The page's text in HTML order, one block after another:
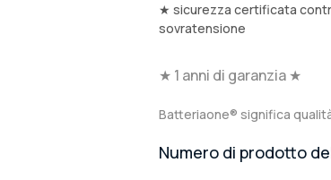
★ sicurezza certificata
sovratensione
★ 1 anni di garanzia ★
Batteriaone® significa
Numero di prodotto